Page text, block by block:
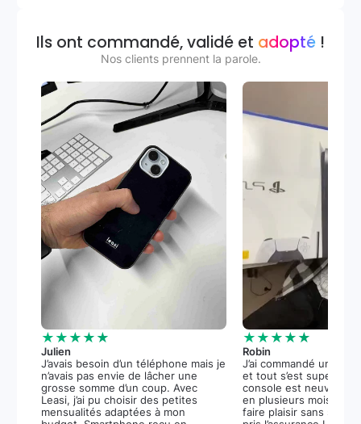
Ils ont commandé, validé et adopté !
Nos clients prennent la parole.
★★★★★
Julien
J’avais besoin d’un téléphone mais je
n’avais pas envie de lâcher une
grosse somme d’un coup. Avec
Leasi, j’ai pu choisir des petites
mensualités adaptées à mon
★★★★★
Robin
J’ai commandé une
et tout s’est super
console est neuve, et
en plusieurs mois m’a
faire plaisir sans stress.